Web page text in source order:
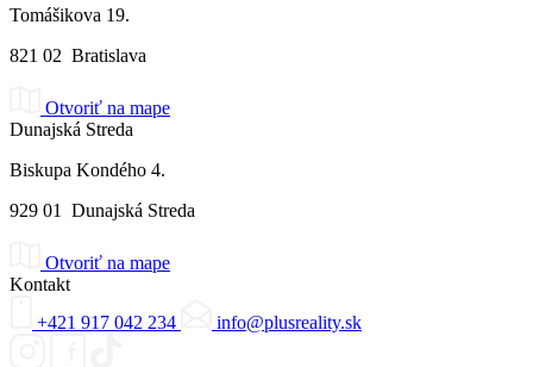
Tomášikova 19.
821 02 Bratislava
Otvoriť na mape
Dunajská Streda
Biskupa Kondého 4.
929 01 Dunajská Streda
Otvoriť na mape
Kontakt
+421 917 042 234
info@plusreality.sk